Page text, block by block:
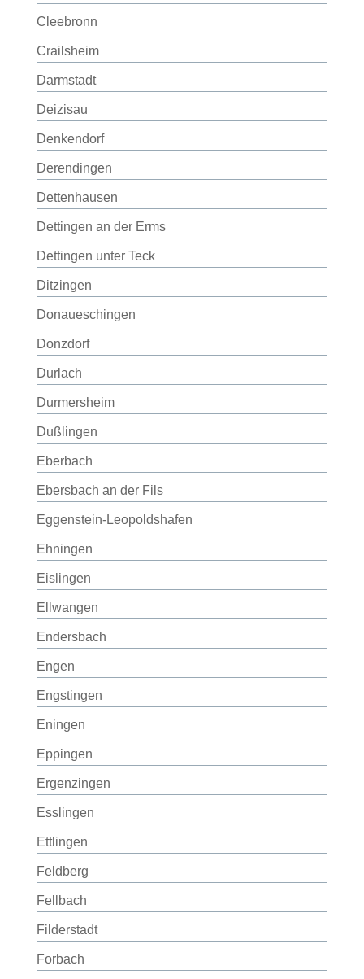
Cleebronn
Crailsheim
Darmstadt
Deizisau
Denkendorf
Derendingen
Dettenhausen
Dettingen an der Erms
Dettingen unter Teck
Ditzingen
Donaueschingen
Donzdorf
Durlach
Durmersheim
Dußlingen
Eberbach
Ebersbach an der Fils
Eggenstein-Leopoldshafen
Ehningen
Eislingen
Ellwangen
Endersbach
Engen
Engstingen
Eningen
Eppingen
Ergenzingen
Esslingen
Ettlingen
Feldberg
Fellbach
Filderstadt
Forbach